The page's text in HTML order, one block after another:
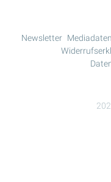
Newsletter Mediadaten